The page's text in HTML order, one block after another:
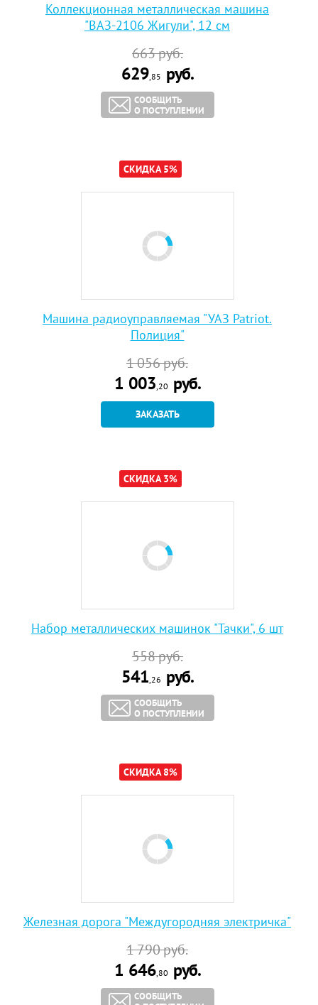
Коллекционная металлическая машина
"ВАЗ-2106 Жигули", 12 см
663руб.
629,85 руб.
СООБЩИТЬ
О ПОСТУПЛЕНИИ
СКИДКА 5%
Машина радиоуправляемая "УАЗ Patriot.
Полиция"
1 056руб.
1 003,20 руб.
ЗАКАЗАТЬ
СКИДКА 3%
Набор металлических машинок "Тачки", 6 шт
558руб.
541,26 руб.
СООБЩИТЬ
О ПОСТУПЛЕНИИ
СКИДКА 8%
Железная дорога "Междугородняя электричка"
1 790руб.
1 646,80 руб.
СООБЩИТЬ